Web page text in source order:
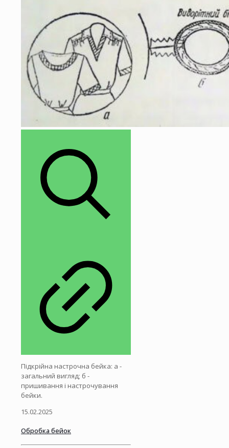
Підкрійна настрочна бейка: а -
загальний вигляд; б -
пришивання і настрочування
бейки.
15.02.2025
Обробка бейок